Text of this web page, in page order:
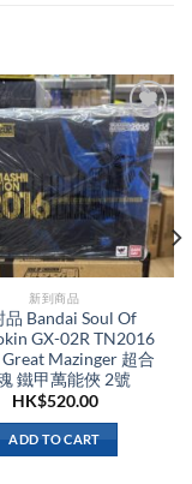
新到商品​
品 Bandai Soul Of
GX-02R TN2016
Mazinger 超合
鐵甲萬能俠 2號
HK$520.00
ADD TO CART